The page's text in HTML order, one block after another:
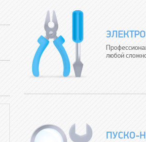
любой
ПУСКО-